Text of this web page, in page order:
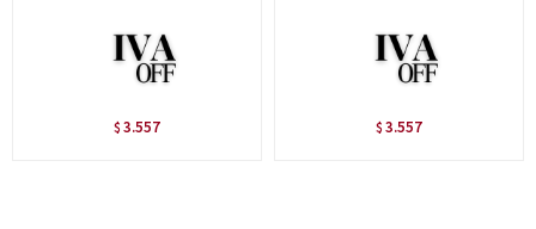
$ 3.557 $ 3.557